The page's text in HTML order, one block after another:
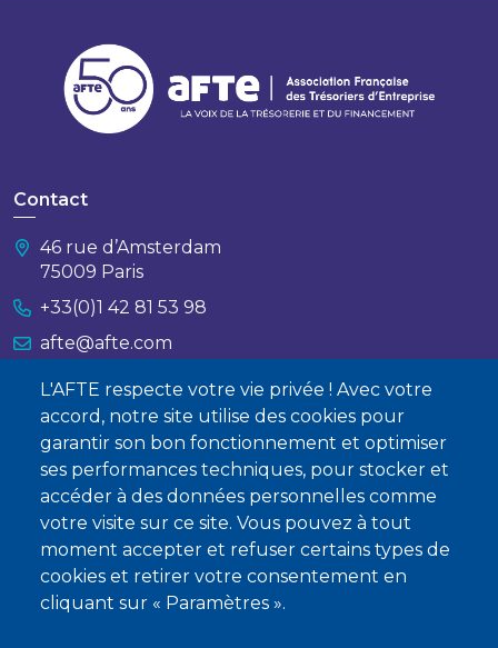
L'AFTE respecte votre vie privée ! Avec votre
accord, notre site utilise des cookies pour
garantir son bon fonctionnement et optimiser
ses performances techniques, pour stocker et
accéder à des données personnelles comme
votre visite sur ce site. Vous pouvez à tout
moment accepter et refuser certains types de
cookies et retirer votre consentement en
cliquant sur « Paramètres ».
Contact
46 rue d’Amsterdam
75009 Paris
+33(0)1 42 81 53 98
afte@afte.com
Nous contacter
À propos
Qui sommes-nous ?
Devenir membre